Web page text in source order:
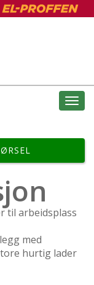
til arbeidsplass
med
hurtig lader